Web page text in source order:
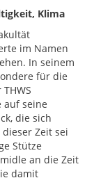
Klima
im Namen
In seinem
für die
auf seine
die sich
Zeit sei
Stütze
an die Zeit
damit